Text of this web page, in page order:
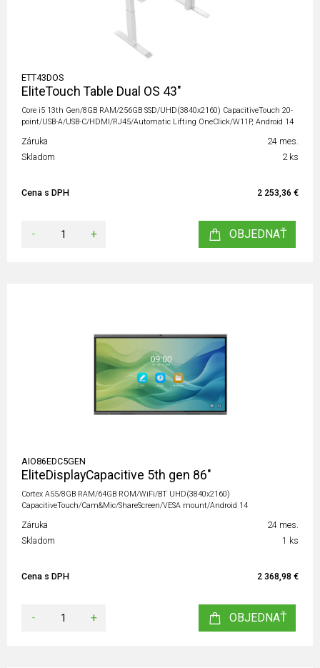
ETT43DOS
EliteTouch Table Dual OS 43"
Core i5 13th Gen/8GB RAM/256GB SSD/UHD(3840x2160) CapacitiveTouch 20-
point/USB-A/USB-C/HDMI/RJ45/Automatic Lifting OneClick/W11P, Android 14
Záruka
24 mes.
Skladom
2 ks
Cena s DPH 2 253,36 €
- + OBJEDNAŤ
AIO86EDC5GEN
EliteDisplayCapacitive 5th gen 86"
Cortex A55/8GB RAM/64GB ROM/WiFi/BT UHD(3840x2160)
CapacitiveTouch/Cam&Mic/ShareScreen/VESA mount/Android 14
Záruka
24 mes.
Skladom
1 ks
Cena s DPH 2 368,98 €
- + OBJEDNAŤ